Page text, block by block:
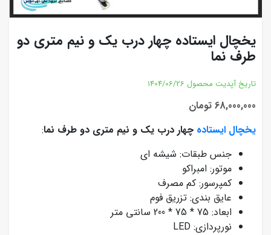
یخچال ایستاده چهار درب یک و نیم متری دو
طرف نما
تاریخ آپدیت محصول 1404/06/26
68,000,000 تومان
یخچال ایستاده چهار درب یک و نیم متری دو طرف نما:
جنس طبقات: شیشه ای
موتور: امبراکو
کمپرسور: کم مصرف
عایق بندی: تزریق فوم
ابعاد: 75 * 75 * 200 سانتی متر
نورپردازی: LED